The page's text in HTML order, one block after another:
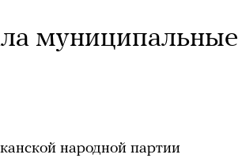
муниципальные
народной партии